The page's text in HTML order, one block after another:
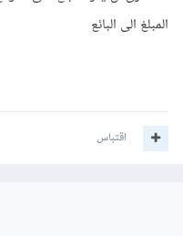
المبلغ الى البائع
اقتباس